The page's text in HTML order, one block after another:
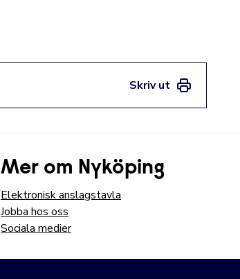
Skriv ut
Mer om Nyköping
Elektronisk anslagstavla
Jobba hos oss
Sociala medier